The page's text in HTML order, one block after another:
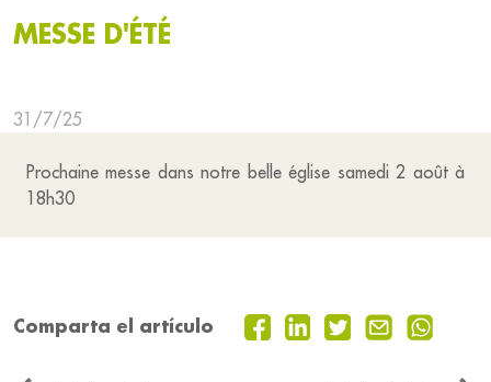
MESSE D'ÉTÉ
31/7/25
Prochaine messe dans notre belle église samedi 2 août à
18h30
Comparta el artículo